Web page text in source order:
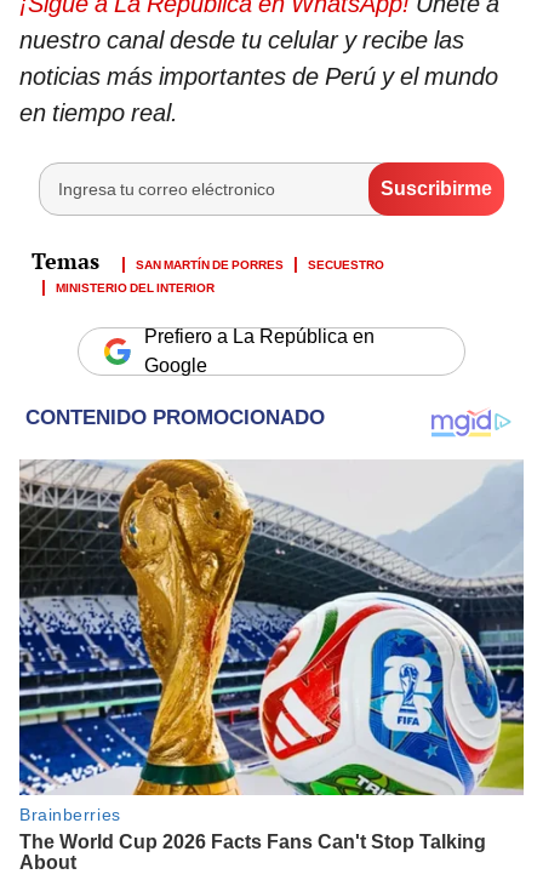
nuestro canal desde tu celular y recibe las
noticias más importantes de Perú y el mundo
en tiempo real.
SAN MARTÍN DE PORRES
SECUESTRO
MINISTERIO DEL INTERIOR
Prefiero a La República en
Google